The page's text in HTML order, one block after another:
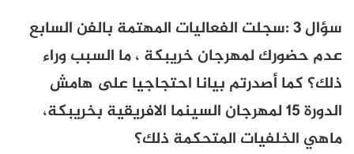
سؤال 3
:سجلت الفعاليات المهتمة بالفن السابع
عدم حضورك لمهرجان خريبكة ، ما السبب وراء
ذلك؟ كما أصدرتم بيانا احتجاجيا على هامش
الدورة 15 لمهرجان السينما الافريقية بخريبكة،
ماهي الخلفيات المتحكمة ذلك؟